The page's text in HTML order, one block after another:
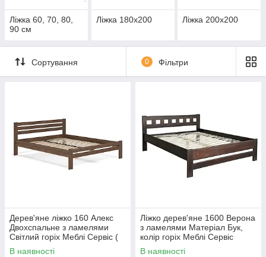
Ліжка 60, 70, 80,
90 см
Ліжка 180х200 Ліжка 200х200
Сортування 0 Фільтри
Дерев'яне ліжко 160 Алекс
Двохспальне з ламелями
Світлий горіх Меблі Сервіс (
Дерево Бук)
В наявності
Ліжко дерев'яне 1600 Верона
з ламелями Матеріал Бук,
колір горіх Меблі Сервіс
В наявності